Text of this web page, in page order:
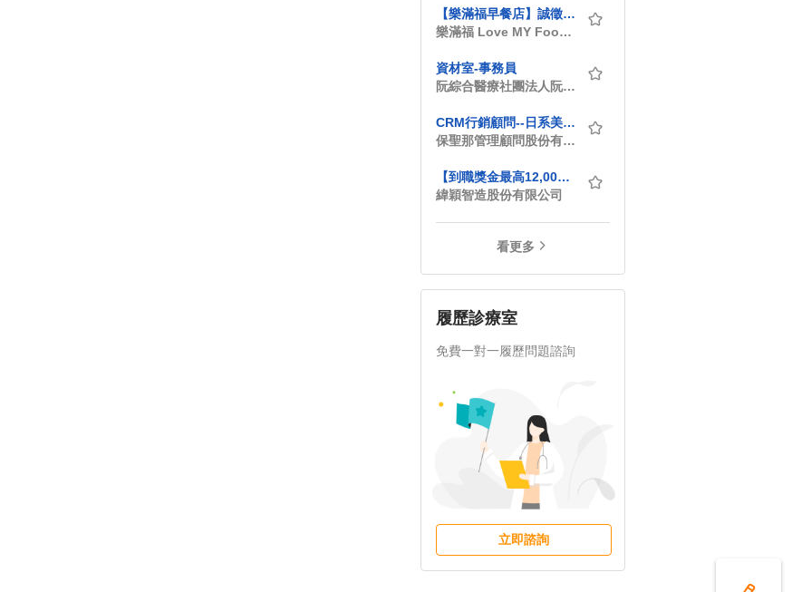
【樂滿福早餐店】誠徵早班正職夥伴（含供餐、享勞健保、勞退）
樂滿福 Love MY Food_京享商行
資材室-事務員
阮綜合醫療社團法人阮綜合醫院
CRM行銷顧問--日系美妝保養廣告公司--TW10242-163-910
保聖那管理顧問股份有限公司(Pasona Taiwan Co., Ltd.)
【到職獎金最高12,000元】品保員(IPQC)(固定日班)_南科廠
緯穎智造股份有限公司
看更多
履歷診療室
免費一對一履歷問題諮詢
立即諮詢